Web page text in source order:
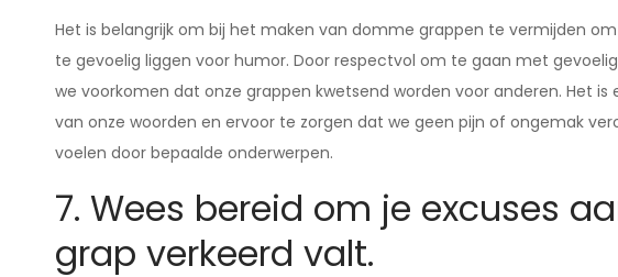
Het is belangrijk om bij het maken van domme grappen te vermijden
te gevoelig liggen voor humor. Door respectvol om te gaan met
we voorkomen dat onze grappen kwetsend worden voor anderen. Het
van onze woorden en ervoor te zorgen dat we geen pijn of ongemak
voelen door bepaalde onderwerpen.
7. Wees bereid om je excuses
grap verkeerd valt.